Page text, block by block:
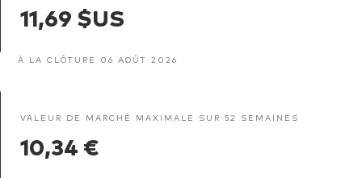
11,69 $US
À LA CLÔTURE 06 AOÛT 2026
VALEUR DE MARCHÉ MAXIMALE SUR 52 SEMAINES
10,34 €